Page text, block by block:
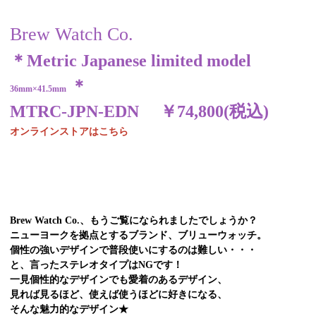
Brew Watch Co.
＊Metric Japanese limited model
36mm×41.5mm
＊
MTRC-JPN-EDN ￥74,800(税込)
オンラインストアはこちら
Brew Watch Co.、もうご覧になられましたでしょうか？
ニューヨークを拠点とするブランド、ブリューウォッチ。
個性の強いデザインで普段使いにするのは難しい・・・
と、言ったステレオタイプはNGです！
一見個性的なデザインでも愛着のあるデザイン、
見れば見るほど、使えば使うほどに好きになる、
そんな魅力的なデザイン★